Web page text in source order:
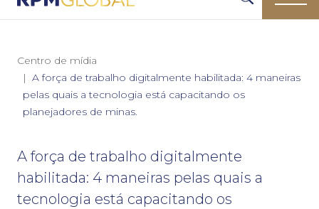
Centro de mídia
A força de trabalho digitalmente habilitada: 4 maneiras
pelas quais a tecnologia está capacitando os
planejadores de minas.
A força de trabalho digitalmente
habilitada: 4 maneiras pelas quais a
tecnologia está capacitando os